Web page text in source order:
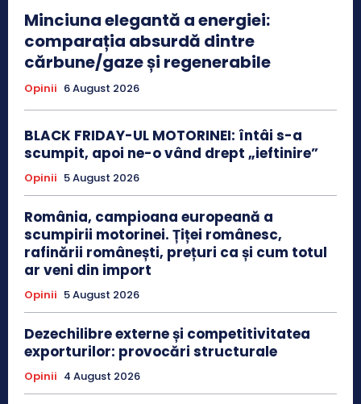
Minciuna elegantă a energiei:
comparația absurdă dintre
cărbune/gaze și regenerabile
Opinii 6 August 2026
BLACK FRIDAY-UL MOTORINEI: întâi s-a
scumpit, apoi ne-o vând drept „ieftinire”
Opinii 5 August 2026
România, campioana europeană a
scumpirii motorinei. Țiței românesc,
rafinării românești, prețuri ca și cum totul
ar veni din import
Opinii 5 August 2026
Dezechilibre externe și competitivitatea
exporturilor: provocări structurale
Opinii 4 August 2026